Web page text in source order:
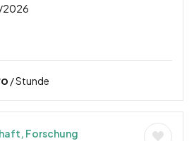
/ Stunde
Forschung